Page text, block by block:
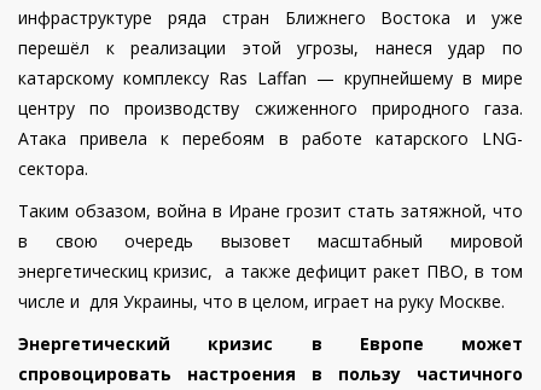
инфраструктуре ряда стран Ближнего Востока и уже
перешёл к реализации этой угрозы, нанеся удар по
катарскому комплексу Ras Laffan — крупнейшему в мире
центру по производству сжиженного природного газа.
Атака привела к перебоям в работе катарского LNG-
сектора.
Таким обзазом, война в Иране грозит стать затяжной, что
в свою очередь вызовет масштабный мировой
энергетическиц кризис, а также дефицит ракет ПВО, в том
числе и для Украины, что в целом, играет на руку Москве.
Энергетический кризис в Европе может
спровоцировать настроения в пользу частичного